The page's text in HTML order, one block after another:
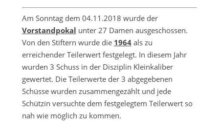
Am Sonntag dem 04.11.2018 wurde der
Vorstandpokal unter 27 Damen ausgeschossen.
Von den Stiftern wurde die 1964als zu
erreichender Teilerwert festgelegt. In diesem Jahr
wurden 3 Schuss in der Disziplin Kleinkaliber
gewertet. Die Teilerwerte der 3 abgegebenen
Schüsse wurden zusammengezählt und jede
Schützin versuchte dem festgelegtem Teilerwert so
nah wie möglich zu kommen.